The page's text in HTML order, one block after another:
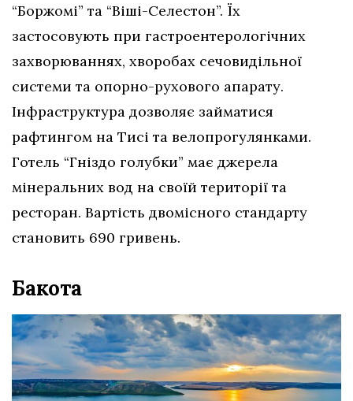
“Боржомі” та “Віші-Селестон”. Їх
застосовують при гастроентерологічних
захворюваннях, хворобах сечовидільної
системи та опорно-рухового апарату.
Інфраструктура дозволяє займатися
рафтингом на Тисі та велопрогулянками.
Готель “Гніздо голубки” має джерела
мінеральних вод на своїй території та
ресторан. Вартість двомісного стандарту
становить 690 гривень.
Бакота